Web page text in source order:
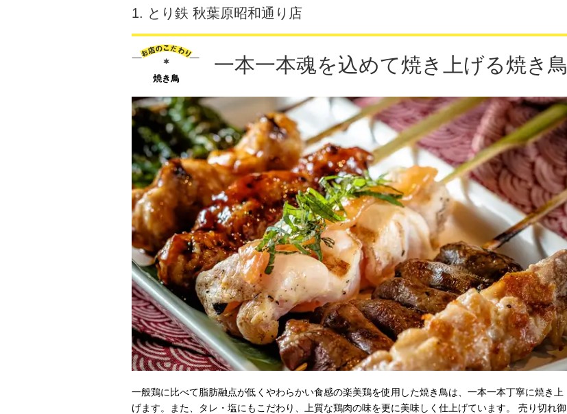
1. とり鉄 秋葉原昭和通り店
焼き鳥
一本一本魂を込めて焼き上げる焼き鳥
一般鶏に比べて脂肪融点が低くやわらかい食感の楽美鶏を使用した焼き鳥は、一本一本丁寧に焼き上
げます。また、タレ・塩にもこだわり、上質な鶏肉の味を更に美味しく仕上げています。 売り切れ御